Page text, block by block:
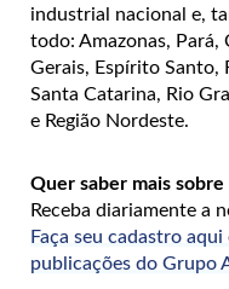
industrial nacional e,
todo: Amazonas, Pará,
Gerais, Espírito Santo,
Santa Catarina, Rio
e Região Nordeste.
Quer saber mais
Receba diariamente a
Faça seu cadastro
publicações do Grupo